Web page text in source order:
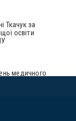
Ткачук за
освіти
медичного